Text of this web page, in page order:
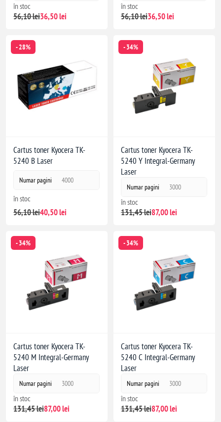
în stoc
56,10 lei36,50 lei
în stoc
56,10 lei36,50 lei
- 28%
Cartus toner Kyocera TK-
5240 B Laser
Numar pagini 4000
în stoc
56,10 lei40,50 lei
- 34%
Cartus toner Kyocera TK-
5240 Y Integral-Germany
Laser
Numar pagini 3000
în stoc
131,45 lei87,00 lei
- 34%
Cartus toner Kyocera TK-
5240 M Integral-Germany
Laser
Numar pagini 3000
în stoc
131,45 lei87,00 lei
- 34%
Cartus toner Kyocera TK-
5240 C Integral-Germany
Laser
Numar pagini 3000
în stoc
131,45 lei87,00 lei